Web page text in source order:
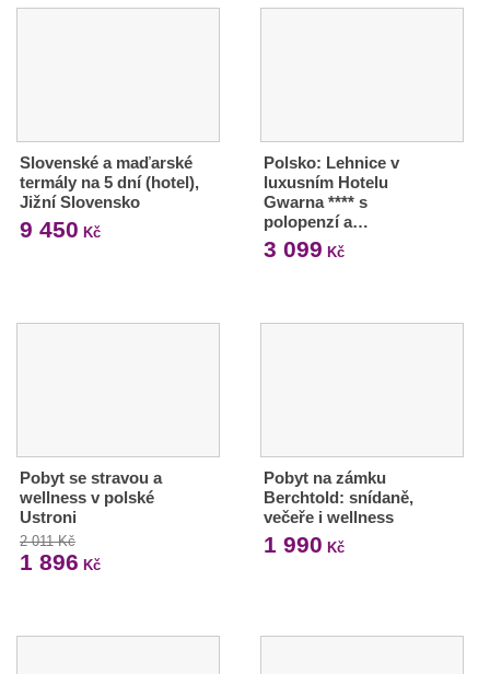
Slovenské a maďarské
termály na 5 dní (hotel),
Jižní Slovensko
9 450 Kč
Polsko: Lehnice v
luxusním Hotelu
Gwarna **** s
polopenzí a…
3 099 Kč
Pobyt se stravou a
wellness v polské
Ustroni
2 011 Kč
1 896 Kč
Pobyt na zámku
Berchtold: snídaně,
večeře i wellness
1 990 Kč